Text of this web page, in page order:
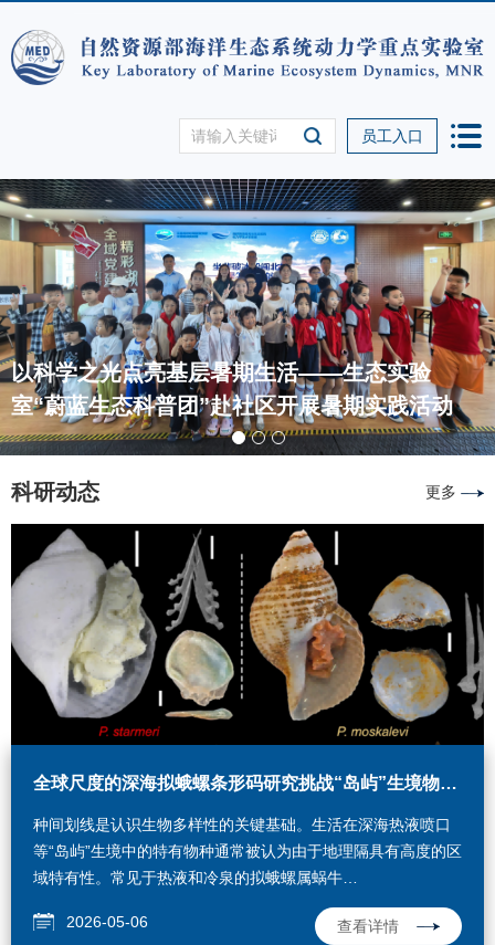
员工入口
以科学之光点亮基层暑期生活——生态实验
室“蔚蓝生态科普团”赴社区开展暑期实践活动
科研动态 更多
大洋生态团队在菲律宾海发现莱伯虾属新物种并建立新的物种分组
近日，MED大洋生态团队在《Invertebrate Systematics》发表
了题为"Integrative taxonomic study reveals three new
species of Lebbeus White, 1847 (Decapoda: Caridea:
Thoridae) from deep water in the Philippine Sea and
provides insights into the phylogeny of this genus"的研究论
2026-04-17 查看详情
近海生态团队揭示孟加拉湾浮游动物群落对多种物理过程的响应特征
近日，MED近海生态团队分别在《Progress in
Oceanography》（PO）和《Journal of Oceanology and
Limnology》（JOL）上发文，揭示了孟加拉湾浮游动物群落对
多种物理过程的响应特征。PO论文杜萍研究员与马晓副研究员
为共同第一作者，寿鹿正高级工程师为通讯作者；JOL论文硕
2026-05-25 查看详情
全球尺度的深海拟蛾螺条形码研究挑战“岛屿”生境物种存在地理隔离的传统假设
种间划线是认识生物多样性的关键基础。生活在深海热液喷口
等“岛屿”生境中的特有物种通常被认为由于地理隔具有高度的区
域特有性。常见于热液和冷泉的拟蛾螺属蜗牛
（Phymorhynchus）即是这样一个典型例子。在形态特征接
近、分子数据空间覆盖不足的情况下，前人研究主要依据地理
2026-05-06 查看详情
查看详情
查看详情